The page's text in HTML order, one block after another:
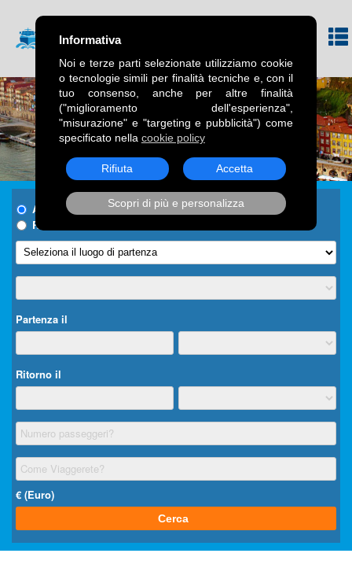
Informativa
Noi e terze parti selezionate utilizziamo cookie
o tecnologie simili per finalità tecniche e, con il
tuo consenso, anche per altre finalità
("miglioramento dell'esperienza",
"misurazione" e "targeting e pubblicità") come
specificato nella cookie policy
Rifiuta Accetta
Scopri di più e personalizza